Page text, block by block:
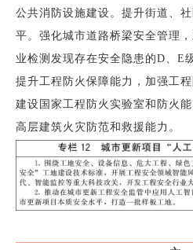
公共消防设施建设。提升街道、
平。强化城市道路桥梁安全管理
业检测发现存在安全隐患的D、E
提升工程防火保障能力，加强工
建设国家工程防火实验室和防火
高层建筑火灾防范和救援能力。